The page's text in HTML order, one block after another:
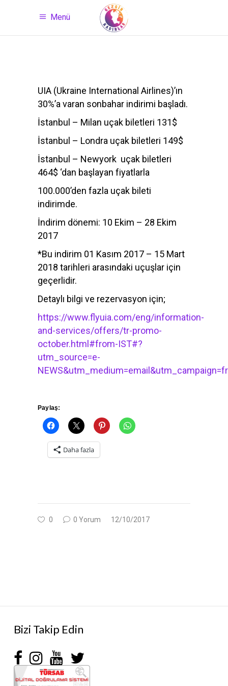
Menü
UIA (Ukraine International Airlines)’ın
30%’a varan sonbahar indirimi başladı.
İstanbul – Milan uçak biletleri 131$
İstanbul – Londra uçak biletleri 149$
İstanbul – Newyork uçak biletleri
464$ ‘dan başlayan fiyatlarla
100.000’den fazla uçak bileti
indirimde.
İndirim dönemi: 10 Ekim – 28 Ekim
2017
*Bu indirim 01 Kasım 2017 – 15 Mart
2018 tarihleri arasındaki uçuşlar için
geçerlidir.
Detaylı bilgi ve rezervasyon için;
https://www.flyuia.com/eng/information-
and-services/offers/tr-promo-
october.html#from-IST#?
utm_source=e-
Paylaş:
Daha fazla
0 0 Yorum 12/10/2017
Bizi Takip Edin